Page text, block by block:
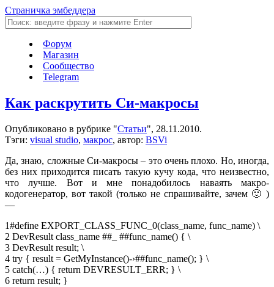
Страничка эмбеддера
Форум
Магазин
Сообщество
Telegram
Как раскрутить Си-макросы
Опубликовано в рубрике "Статьи", 28.11.2010.
Тэги: visual studio, макрос, автор: BSVi
Да, знаю, сложные Си-макросы – это очень плохо. Но, иногда,
без них приходится писать такую кучу кода, что неизвестно,
что лучше. Вот и мне понадобилось наваять макро-
кодогенератор, вот такой (только не спрашивайте, зачем 🙂 )
—
1#define EXPORT_CLASS_FUNC_0(class_name, func_name) \
2 DevResult class_name ##_ ##func_name() { \
3 DevResult result; \
4 try { result = GetMyInstance()-›##func_name(); } \
5 catch(…) { return DEVRESULT_ERR; } \
6 return result; }